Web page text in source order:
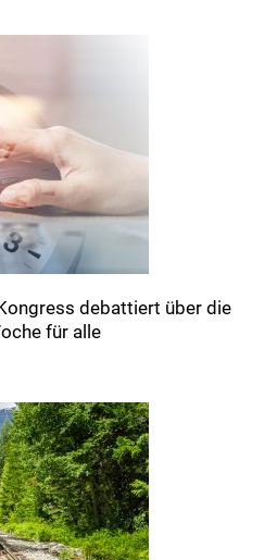
debattiert über die
für alle